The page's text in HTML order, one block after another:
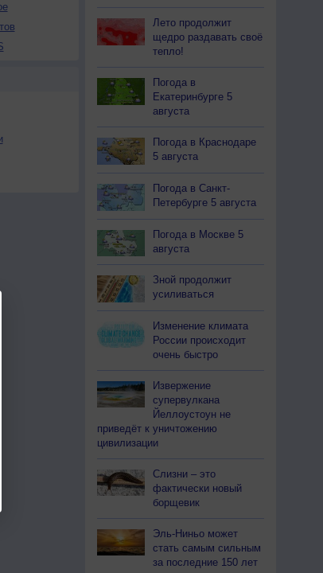
Лето продолжит
щедро раздавать своё
тепло!
Погода в
Екатеринбурге 5
августа
Погода в Краснодаре
5 августа
Погода в Санкт-
Петербурге 5 августа
Погода в Москве 5
августа
Зной продолжит
усиливаться
Изменение климата
России происходит
очень быстро
Извержение
супервулкана
Йеллоустоун не
приведёт к уничтожению
цивилизации
Слизни – это
фактически новый
борщевик
Эль-Ниньо может
стать самым сильным
за последние 150 лет